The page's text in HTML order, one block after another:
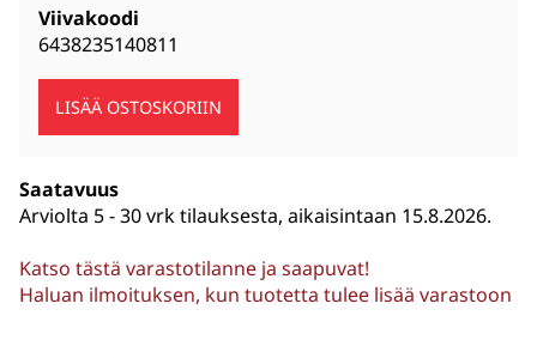
Viivakoodi
6438235140811
Saatavuus
Arviolta 5 - 30 vrk tilauksesta, aikaisintaan 15.8.2026.
Katso tästä varastotilanne ja saapuvat!
Haluan ilmoituksen, kun tuotetta tulee lisää varastoon